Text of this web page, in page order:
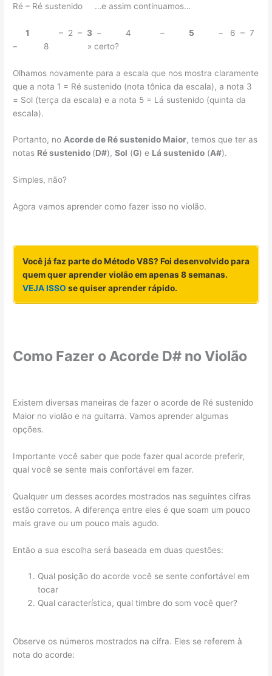
Ré – Ré sustenido …e assim continuamos…
1 – 2 – 3 – 4 – 5 – 6 – 7
– 8 » certo?
Olhamos novamente para a escala que nos mostra claramente
que a nota 1 = Ré sustenido (nota tônica da escala), a nota 3
= Sol (terça da escala) e a nota 5 = Lá sustenido (quinta da
escala).
Portanto, noAcorde de Ré sustenido Maior, temos que ter as
notas Résustenido (D#),Sol (G) e Lá sustenido (A#).
Simples, não?
Agora vamos aprender como fazer isso no violão.
Você já faz parte do Método V8S? Foi desenvolvido para
quem quer aprender violão em apenas 8 semanas.
VEJA ISSO se quiser aprender rápido.
Como Fazer o Acorde D# no Violão
Existem diversas maneiras de fazer o acorde de Ré sustenido
Maior no violão e na guitarra. Vamos aprender algumas
opções.
Importante você saber que pode fazer qual acorde preferir,
qual você se sente mais confortável em fazer.
Qualquer um desses acordes mostrados nas seguintes cifras
estão corretos. A diferença entre eles é que soam um pouco
mais grave ou um pouco mais agudo.
Então a sua escolha será baseada em duas questões:
Qual posição do acorde você se sente confortável em
tocar
Qual característica, qual timbre do som você quer?
Observe os números mostrados na cifra. Eles se referem à
nota do acorde: